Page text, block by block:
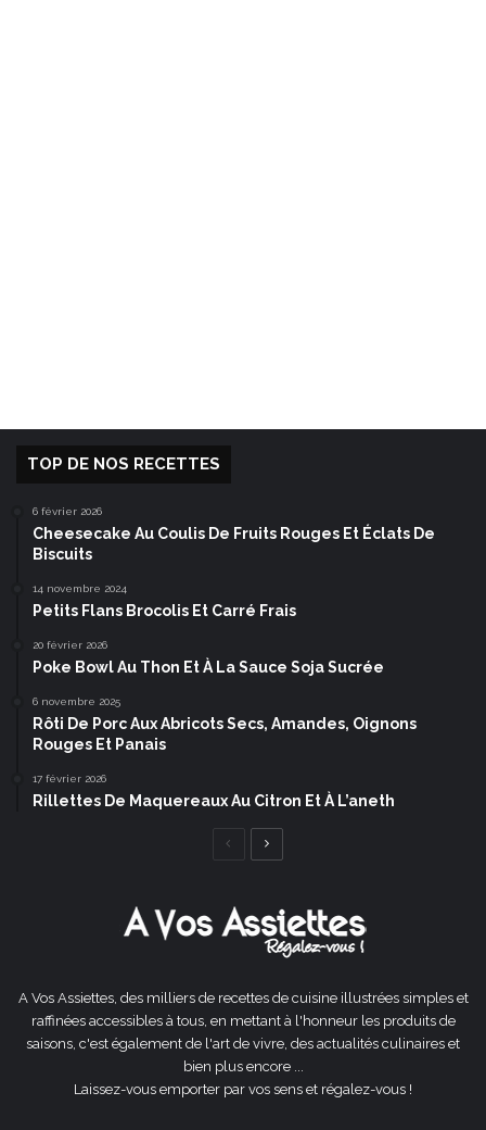
TOP DE NOS RECETTES
6 février 2026
Cheesecake Au Coulis De Fruits Rouges Et Éclats De
Biscuits
14 novembre 2024
Petits Flans Brocolis Et Carré Frais
20 février 2026
Poke Bowl Au Thon Et À La Sauce Soja Sucrée
6 novembre 2025
Rôti De Porc Aux Abricots Secs, Amandes, Oignons
Rouges Et Panais
17 février 2026
Rillettes De Maquereaux Au Citron Et À L’aneth
Page
A Vos Assiettes, des milliers de recettes de cuisine illustrées simples et
raffinées accessibles à tous, en mettant à l'honneur les produits de
saisons, c'est également de l'art de vivre, des actualités culinaires et
bien plus encore ...
Laissez-vous emporter par vos sens et régalez-vous !